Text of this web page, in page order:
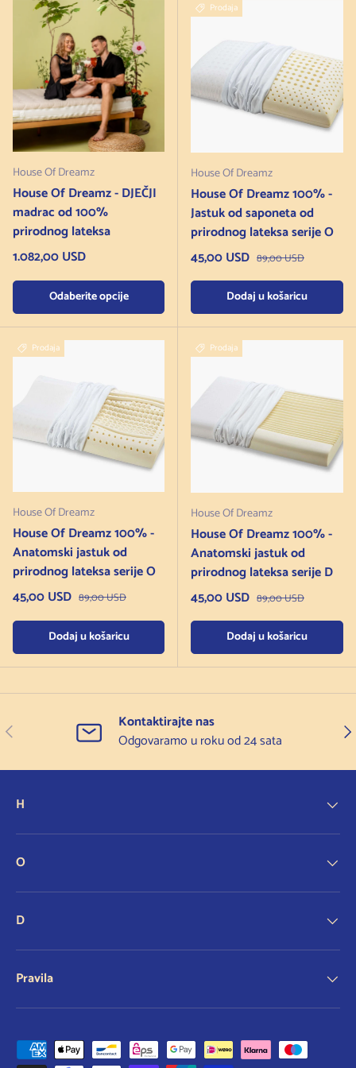
House Of Dreamz
House Of Dreamz - DJEČJI
madrac od 100%
prirodnog lateksa
Redovna cijena
1.082,00 USD
Odaberite opcije
Prodaja
House Of Dreamz
House Of Dreamz 100% -
Jastuk od saponeta od
prirodnog lateksa serije O
Cijena na sniženju
45,00 USD Redovna cijena
89,00 USD
Dodaj u košaricu
Prodaja
House Of Dreamz
House Of Dreamz 100% -
Anatomski jastuk od
prirodnog lateksa serije O
Cijena na sniženju
45,00 USD Redovna cijena
89,00 USD
Dodaj u košaricu
Prodaja
House Of Dreamz
House Of Dreamz 100% -
Anatomski jastuk od
prirodnog lateksa serije D
Cijena na sniženju
45,00 USD Redovna cijena
89,00 USD
Dodaj u košaricu
Prethodno
Kontaktirajte nas
Odgovaramo u roku od 24 sata
H
O
D
Pravila
Prihvaćene metode plaćanja